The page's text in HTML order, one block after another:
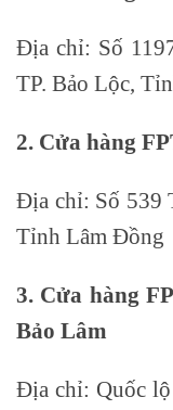
Địa chỉ: Số
TP. Bảo Lộc,
2. Cửa hàng
Địa chỉ: Số 539
Tỉnh Lâm Đồng
3. Cửa hàng
Bảo Lâm
Địa chỉ: Quốc